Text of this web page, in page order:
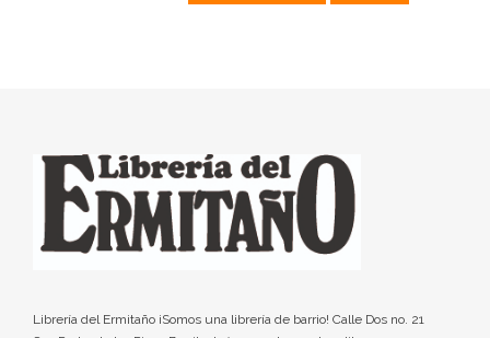
Librería del Ermitaño ¡Somos una librería de barrio! Calle Dos no. 21